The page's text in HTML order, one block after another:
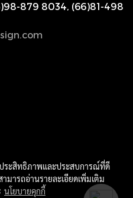
879 8034, (66)81-498
ประสิทธิภาพและประสบการณ์ที่ดี
มารถอ่านรายละเอียดเพิ่มเติม
นโยบายคุกกี้